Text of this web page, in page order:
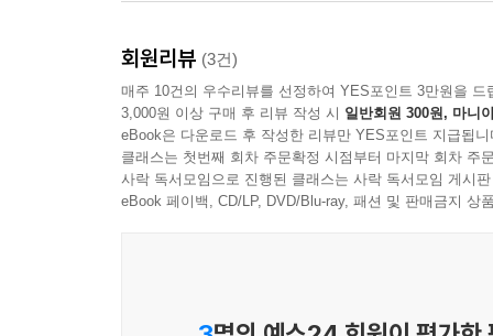
잡고, 힘 있는 자를 향해 굽히지 않는 지구대원
받고도 가족과 동료들 배려하느라 노심초사, 눈
흘렸다. 그것은 드라마이기 전에 매일같이 현실과
tvN 토일드라마 〈라이브〉는 과도한 직무를 수
화답하듯 많은 시청자들이 〈라이브〉에 ‘웰메이
회원리뷰 (3건)
매주 10건의 우수리뷰를 선정하여 YES포인트 3만원을 드
3,000원 이상 구매 후 리뷰 작성 시 일반회원 300원, 마니
eBook은 다운로드 후 작성한 리뷰만 YES포인트 지급됩니
클래스는 첫번째 회차 주문확정 시점부터 마지막 회차 주
사락 독서모임으로 진행된 클래스는 사락 독서모임 게시
eBook 페이백, CD/LP, DVD/Blu-ray, 패션 및 판매금지 상